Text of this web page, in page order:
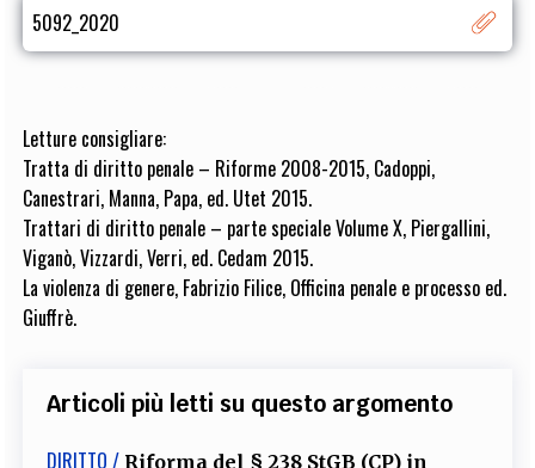
5092_2020
Letture consigliare:
Tratta di diritto penale – Riforme 2008-2015, Cadoppi,
Canestrari, Manna, Papa, ed. Utet 2015.
Trattari di diritto penale – parte speciale Volume X, Piergallini,
Viganò, Vizzardi, Verri, ed. Cedam 2015.
La violenza di genere, Fabrizio Filice, Officina penale e processo ed.
Giuffrè.
Articoli più letti su questo argomento
DIRITTO / Riforma del § 238 StGB (CP) in